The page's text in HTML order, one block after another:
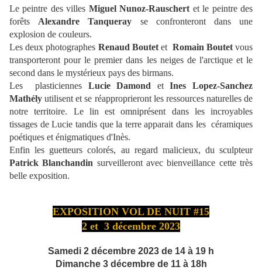
Le peintre des villes Miguel Nunoz-Rauschert et le peintre des
forêts Alexandre Tanqueray se confronteront dans une
explosion de couleurs.
Les deux photographes Renaud Boutetet Romain Boutetvous
transporteront pour le premier dans les neiges de l'arctique et le
second dans le mystérieux pays des birmans.
Les plasticiennes Lucie Damond etInes Lopez-Sanchez
Mathély utilisent et se réapproprieront les ressources naturelles de
notre territoire. Le lin est omniprésent dans les incroyables
tissages de Lucie tandis que la terre apparait dans les céramiques
poétiques et énigmatiques d'Inès.
Enfin les guetteurs colorés, au regard malicieux, du sculpteur
Patrick Blanchandin surveilleront avec bienveillance cette très
belle exposition.
EXPOSITION VOL DE NUIT #15
2 et 3 décembre 2023
Samedi 2 décembre 2023 de 14 à 19 h
Dimanche 3 décembre de 11 à 18h